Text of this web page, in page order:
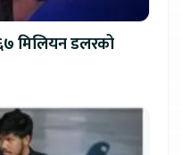
मिलियन डलरको